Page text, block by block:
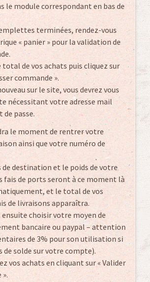
le module correspondant en bas de
terminées, rendez-vous
« panier » pour la validation de
de vos achats puis cliquez sur
commande ».
sur le site, vous devrez vous
nécessitant votre adresse mail
de passe.
le moment de rentrer votre
ainsi que votre numéro de
de destination et le poids de votre
fais de ports seront à ce moment là
et le total de vos
de livraisons apparaîtra.
ensuite choisir votre moyen de
bancaire ou paypal – attention
de 3% pour son utilisation si
de solde sur votre compte).
vos achats en cliquant sur « Valider
».